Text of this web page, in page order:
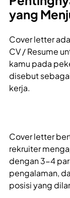
yang
Cover letter
CV / Resume
kamu pada
disebut
kerja.
Cover letter
rekruiter
dengan 3-4
pengalaman,
posisi yang